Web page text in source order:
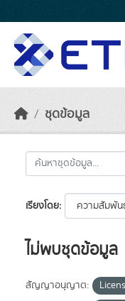
ชุดข้อมูล
เรียงโดย
ไม่พบชุดข้อมูล
สัญญาอนุญาต: